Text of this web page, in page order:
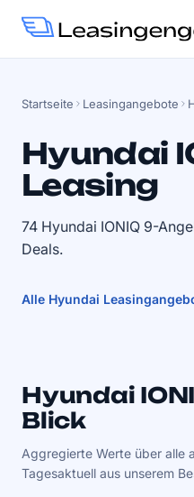
Startseite Leasingangebote
Hyundai
Leasing
74 Hyundai IONIQ 9-
Deals.
Alle Hyundai
Hyundai
Blick
Aggregierte Werte über alle
Tagesaktuell aus unserem